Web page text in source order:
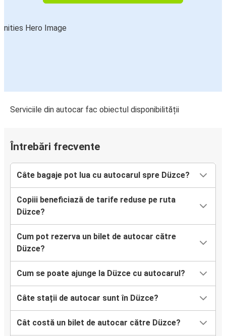
Serviciile din autocar fac obiectul disponibilității
Întrebări frecvente
Câte bagaje pot lua cu autocarul spre Düzce?
Copiii beneficiază de tarife reduse pe ruta
Düzce?
Cum pot rezerva un bilet de autocar către
Düzce?
Cum se poate ajunge la Düzce cu autocarul?
Câte stații de autocar sunt în Düzce?
Cât costă un bilet de autocar către Düzce?